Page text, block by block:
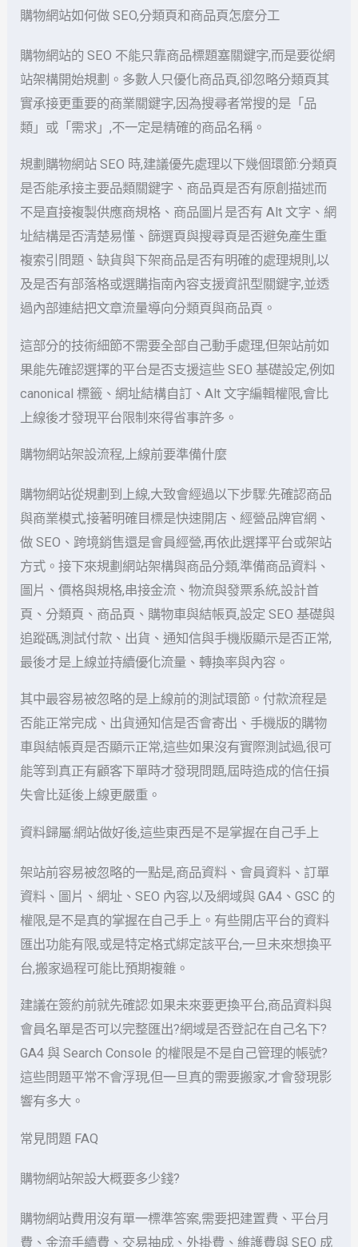
購物網站如何做 SEO,分類頁和商品頁怎麼分工
購物網站的 SEO 不能只靠商品標題塞關鍵字,而是要從網
站架構開始規劃。多數人只優化商品頁,卻忽略分類頁其
實承接更重要的商業關鍵字,因為搜尋者常搜的是「品
類」或「需求」,不一定是精確的商品名稱。
規劃購物網站 SEO 時,建議優先處理以下幾個環節:分類頁
是否能承接主要品類關鍵字、商品頁是否有原創描述而
不是直接複製供應商規格、商品圖片是否有 Alt 文字、網
址結構是否清楚易懂、篩選頁與搜尋頁是否避免產生重
複索引問題、缺貨與下架商品是否有明確的處理規則,以
及是否有部落格或選購指南內容支援資訊型關鍵字,並透
過內部連結把文章流量導向分類頁與商品頁。
這部分的技術細節不需要全部自己動手處理,但架站前如
果能先確認選擇的平台是否支援這些 SEO 基礎設定,例如
canonical 標籤、網址結構自訂、Alt 文字編輯權限,會比
上線後才發現平台限制來得省事許多。
購物網站架設流程,上線前要準備什麼
購物網站從規劃到上線,大致會經過以下步驟:先確認商品
與商業模式,接著明確目標是快速開店、經營品牌官網、
做 SEO、跨境銷售還是會員經營,再依此選擇平台或架站
方式。接下來規劃網站架構與商品分類,準備商品資料、
圖片、價格與規格,串接金流、物流與發票系統,設計首
頁、分類頁、商品頁、購物車與結帳頁,設定 SEO 基礎與
追蹤碼,測試付款、出貨、通知信與手機版顯示是否正常,
最後才是上線並持續優化流量、轉換率與內容。
其中最容易被忽略的是上線前的測試環節。付款流程是
否能正常完成、出貨通知信是否會寄出、手機版的購物
車與結帳頁是否顯示正常,這些如果沒有實際測試過,很可
能等到真正有顧客下單時才發現問題,屆時造成的信任損
失會比延後上線更嚴重。
資料歸屬:網站做好後,這些東西是不是掌握在自己手上
架站前容易被忽略的一點是,商品資料、會員資料、訂單
資料、圖片、網址、SEO 內容,以及網域與 GA4、GSC 的
權限,是不是真的掌握在自己手上。有些開店平台的資料
匯出功能有限,或是特定格式綁定該平台,一旦未來想換平
台,搬家過程可能比預期複雜。
建議在簽約前就先確認:如果未來要更換平台,商品資料與
會員名單是否可以完整匯出?網域是否登記在自己名下?
GA4 與 Search Console 的權限是不是自己管理的帳號?
這些問題平常不會浮現,但一旦真的需要搬家,才會發現影
響有多大。
常見問題 FAQ
購物網站架設大概要多少錢?
購物網站費用沒有單一標準答案,需要把建置費、平台月
費、金流手續費、交易抽成、外掛費、維護費與 SEO 成